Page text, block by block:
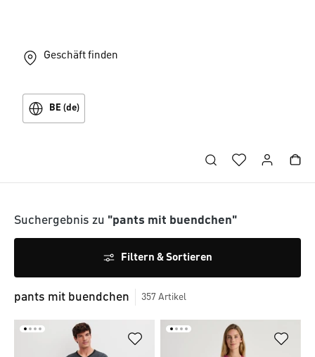
Geschäft finden
BE (de)
Suchergebnis zu "pants mit buendchen"
Filtern & Sortieren
pants mit buendchen 357 Artikel